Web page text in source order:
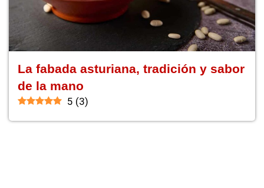
La fabada asturiana, tradición y sabor
de la mano
5 (3)